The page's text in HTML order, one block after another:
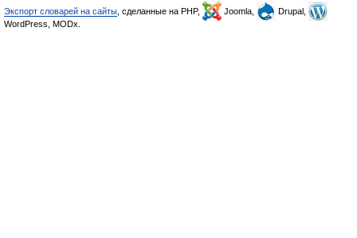
Экспорт словарей на сайты , сделанные на PHP, Joomla,
Drupal,
WordPress, MODx.